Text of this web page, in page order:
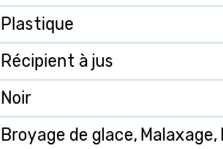
Plastique
Récipient à jus
Noir
Broyage de glace,